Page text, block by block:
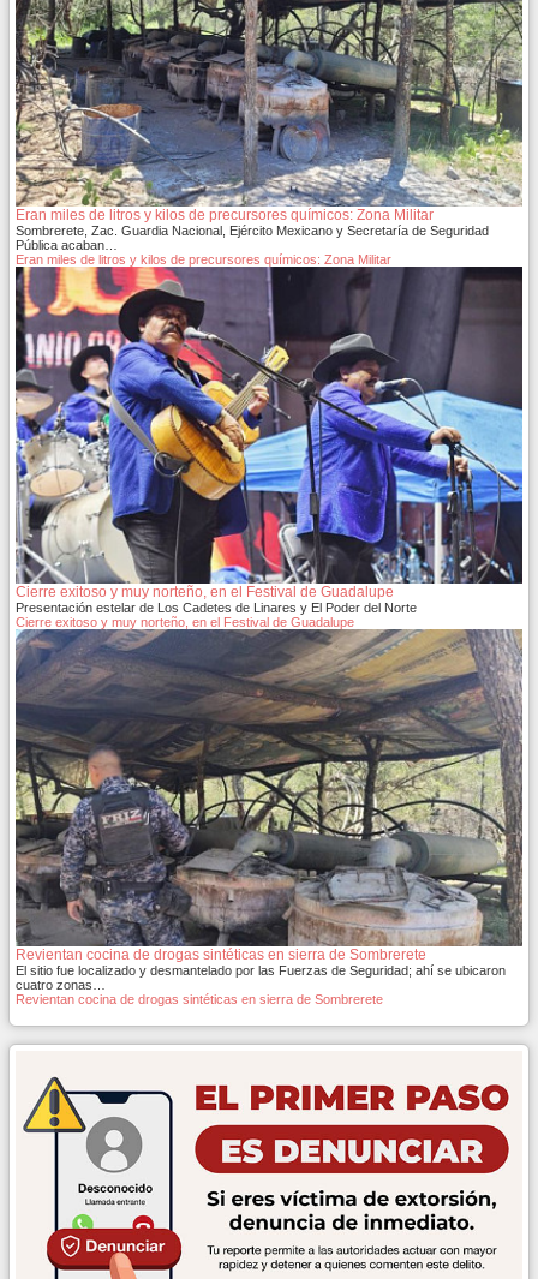
Eran miles de litros y kilos de precursores químicos: Zona Militar
Sombrerete, Zac. Guardia Nacional, Ejército Mexicano y Secretaría de Seguridad
Pública acaban…
Eran miles de litros y kilos de precursores químicos: Zona Militar
Cierre exitoso y muy norteño, en el Festival de Guadalupe
Presentación estelar de Los Cadetes de Linares y El Poder del Norte
Cierre exitoso y muy norteño, en el Festival de Guadalupe
Revientan cocina de drogas sintéticas en sierra de Sombrerete
El sitio fue localizado y desmantelado por las Fuerzas de Seguridad; ahí se ubicaron
cuatro zonas…
Revientan cocina de drogas sintéticas en sierra de Sombrerete